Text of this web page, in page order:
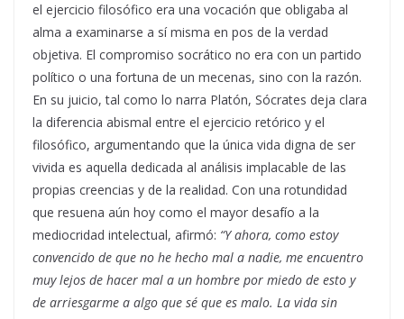
el ejercicio filosófico era una vocación que obligaba al
alma a examinarse a sí misma en pos de la verdad
objetiva. El compromiso socrático no era con un partido
político o una fortuna de un mecenas, sino con la razón.
En su juicio, tal como lo narra Platón, Sócrates deja clara
la diferencia abismal entre el ejercicio retórico y el
filosófico, argumentando que la única vida digna de ser
vivida es aquella dedicada al análisis implacable de las
propias creencias y de la realidad. Con una rotundidad
que resuena aún hoy como el mayor desafío a la
mediocridad intelectual, afirmó: “Y ahora, como estoy
convencido de que no he hecho mal a nadie, me encuentro
muy lejos de hacer mal a un hombre por miedo de esto y
de arriesgarme a algo que sé que es malo. La vida sin